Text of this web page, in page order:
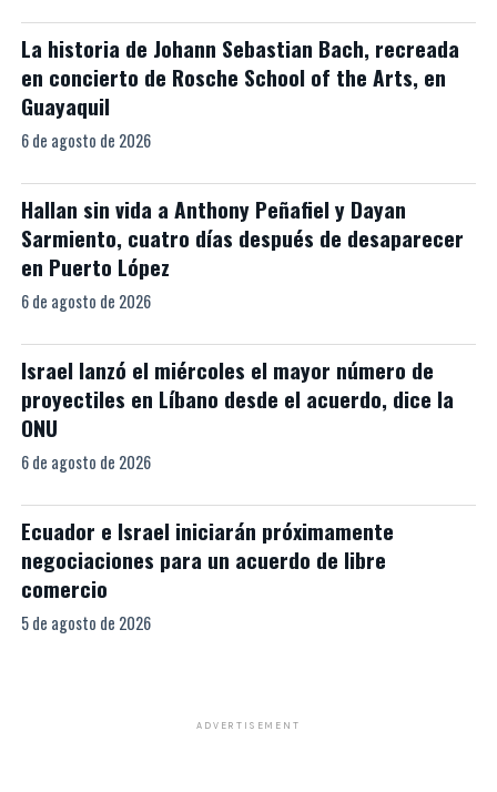
La historia de Johann Sebastian Bach, recreada
en concierto de Rosche School of the Arts, en
Guayaquil
6 de agosto de 2026
Hallan sin vida a Anthony Peñafiel y Dayan
Sarmiento, cuatro días después de desaparecer
en Puerto López
6 de agosto de 2026
Israel lanzó el miércoles el mayor número de
proyectiles en Líbano desde el acuerdo, dice la
ONU
6 de agosto de 2026
Ecuador e Israel iniciarán próximamente
negociaciones para un acuerdo de libre
comercio
5 de agosto de 2026
ADVERTISEMENT